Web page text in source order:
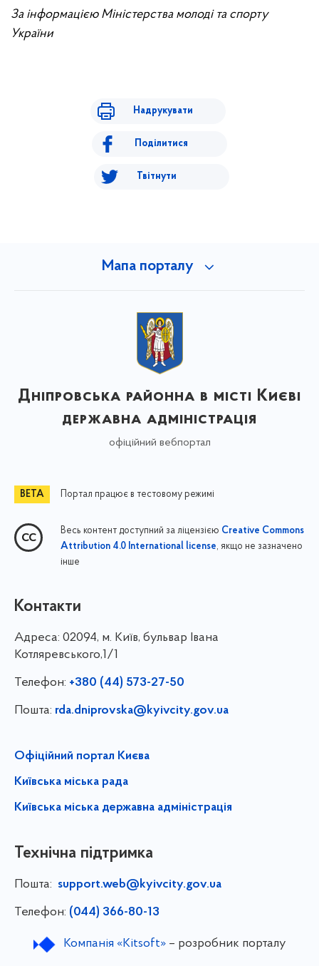
За інформацією Міністерства молоді та спорту
України
Надрукувати
Поділитися
Твітнути
Мапа порталу
Дніпровська районна в місті Києві
державна адміністрація
офіційний вебпортал
Портал працює в тестовому режимі
Весь контент доступний за ліцензією Creative Commons
Attribution 4.0 International license, якщо не зазначено
інше
Контакти
Адреса: 02094, м. Київ, бульвар Івана
Котляревського,1/1
Телефон: +380 (44) 573-27-50
Пошта: rda.dniprovska@kyivcity.gov.ua
Офіційний портал Києва
Київська міська рада
Київська міська державна адміністрація
Технічна підтримка
Пошта: support.web@kyivcity.gov.ua
Телефон: (044) 366-80-13
Компанія «Kitsoft»– розробник порталу